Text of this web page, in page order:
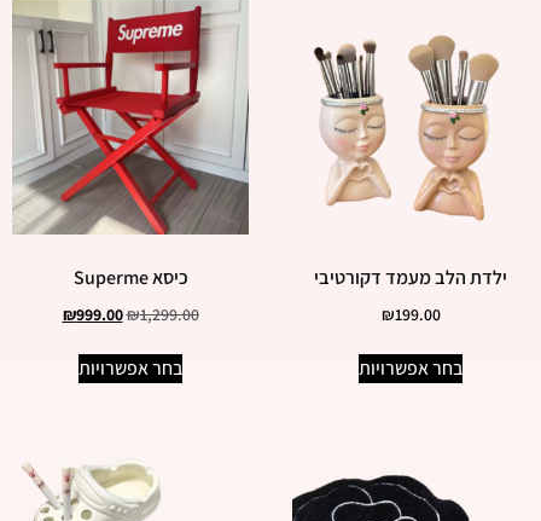
ילדת הלב מעמד דקורטיבי
₪199.00
בחר אפשרויות
כיסא Superme
₪1,299.00
₪999.00
בחר אפשרויות